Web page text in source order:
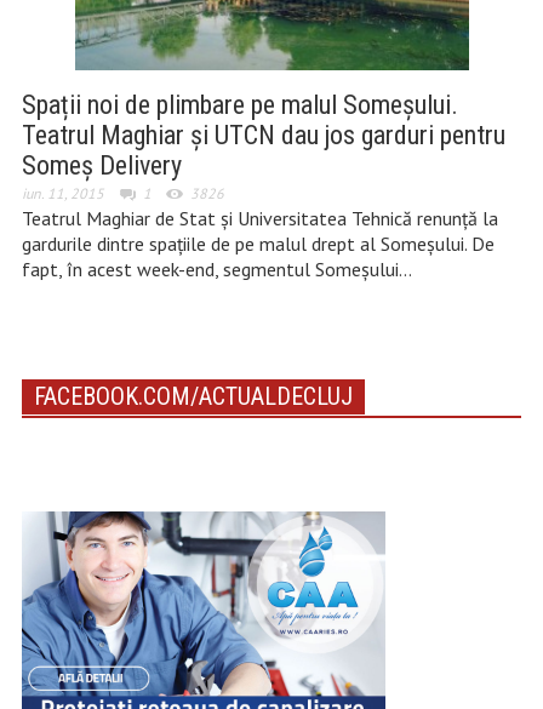
Spații noi de plimbare pe malul Someșului.
Teatrul Maghiar și UTCN dau jos garduri pentru
Someș Delivery
iun. 11, 2015 1 3826
Teatrul Maghiar de Stat și Universitatea Tehnică renunță la
gardurile dintre spațiile de pe malul drept al Someșului. De
fapt, în acest week-end, segmentul Someșului…
FACEBOOK.COM/ACTUALDECLUJ